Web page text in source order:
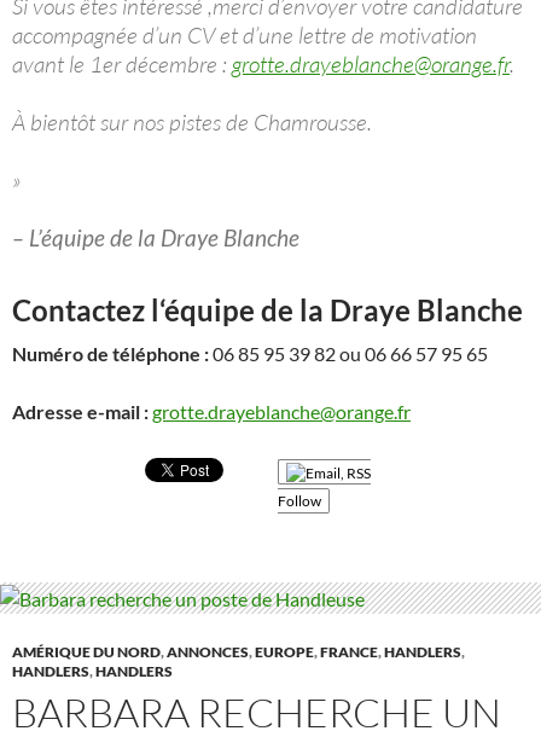
accompagnée d’un CV et d’une lettre de motivation
avant le 1er décembre : grotte.drayeblanche@orange.fr.
À bientôt sur nos pistes de Chamrousse.
»
– L’équipe de la Draye Blanche
Contactez l‘équipe de la Draye Blanche
Numéro de téléphone :06 85 95 39 82 ou 06 66 57 95 65
Adresse e-mail :grotte.drayeblanche@orange.fr
Follow
AMÉRIQUE DU NORD,ANNONCES,EUROPE,FRANCE,HANDLERS,
HANDLERS,HANDLERS
BARBARA RECHERCHE UN